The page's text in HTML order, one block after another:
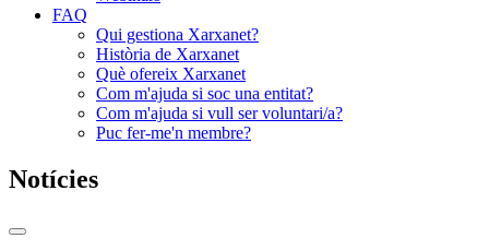
FAQ
Qui gestiona Xarxanet?
Història de Xarxanet
Què ofereix Xarxanet
Com m'ajuda si soc una entitat?
Com m'ajuda si vull ser voluntari/a?
Puc fer-me'n membre?
Notícies
Commutador